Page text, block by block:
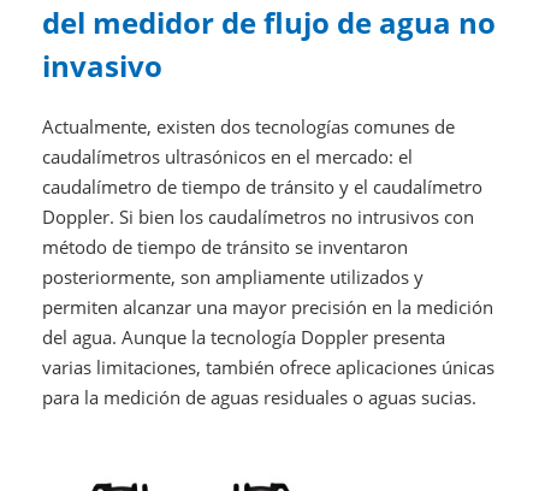
del medidor de flujo de agua no
invasivo
Actualmente, existen dos tecnologías comunes de
caudalímetros ultrasónicos en el mercado: el
caudalímetro de tiempo de tránsito y el caudalímetro
Doppler. Si bien los caudalímetros no intrusivos con
método de tiempo de tránsito se inventaron
posteriormente, son ampliamente utilizados y
permiten alcanzar una mayor precisión en la medición
del agua. Aunque la tecnología Doppler presenta
varias limitaciones, también ofrece aplicaciones únicas
para la medición de aguas residuales o aguas sucias.